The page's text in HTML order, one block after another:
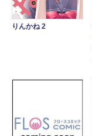
りんかね 2